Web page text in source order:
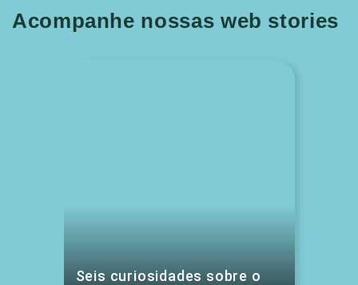
Acompanhe nossas web stories
Seis curiosidades sobre o